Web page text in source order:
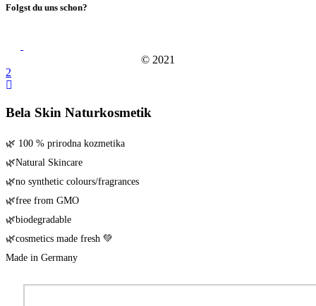
Folgst du uns schon?
© 2021
Bela Skin Naturkosmetik
🌿 100 % pri­rod­na kozmetika
🌿Natu­ral Skincare
🌿no syn­the­tic colours/​fragrances
🌿free from GMO
🌿biode­gra­da­ble
🌿cos­me­tics made fresh 💚
Made in Germany